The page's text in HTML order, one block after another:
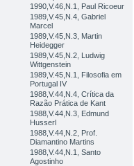
1990,V.46,N.1, Paul Ricoeur
1989,V.45,N.4, Gabriel
Marcel
1989,V.45,N.3, Martin
Heidegger
1989,V.45,N.2, Ludwig
Wittgenstein
1989,V.45,N.1, Filosofia em
Portugal IV
1988,V.44,N.4, Crítica da
Razão Prática de Kant
1988,V.44,N.3, Edmund
Husserl
1988,V.44,N.2, Prof.
Diamantino Martins
1988,V.44,N.1, Santo
Agostinho